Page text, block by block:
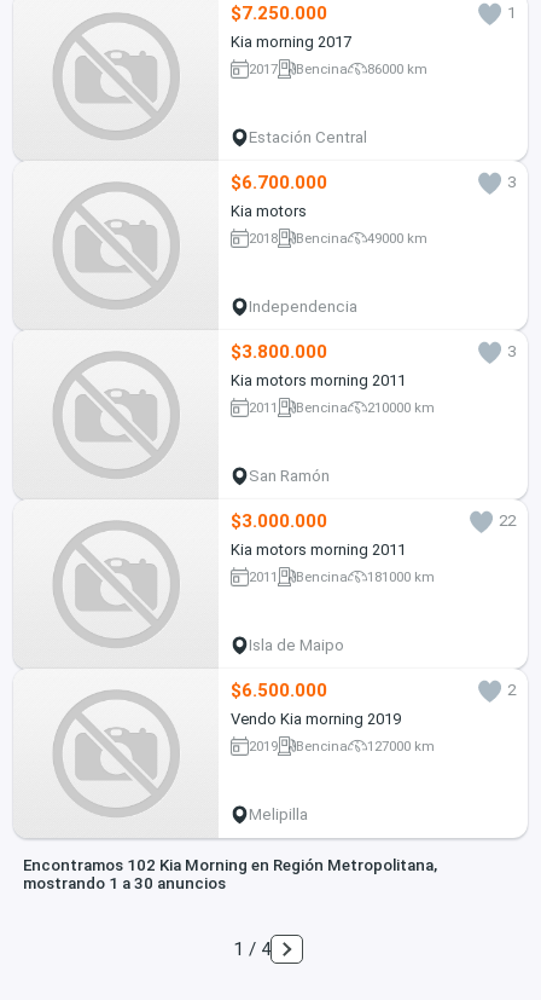
$7.250.000
1
Kia morning 2017
2017 Bencina 86000 km
Estación Central
$6.700.000
3
Kia motors
2018 Bencina 49000 km
Independencia
$3.800.000
3
Kia motors morning 2011
2011 Bencina 210000 km
San Ramón
$3.000.000
22
Kia motors morning 2011
2011 Bencina 181000 km
Isla de Maipo
$6.500.000
2
Vendo Kia morning 2019
2019 Bencina 127000 km
Melipilla
Encontramos 102 Kia Morning en Región Metropolitana,
mostrando 1 a 30 anuncios
1 / 4